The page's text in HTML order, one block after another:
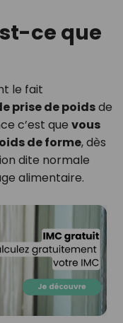
ce que
le fait
prise de poidsde
c’est que vous
de forme, dès
dite normale
alimentaire.